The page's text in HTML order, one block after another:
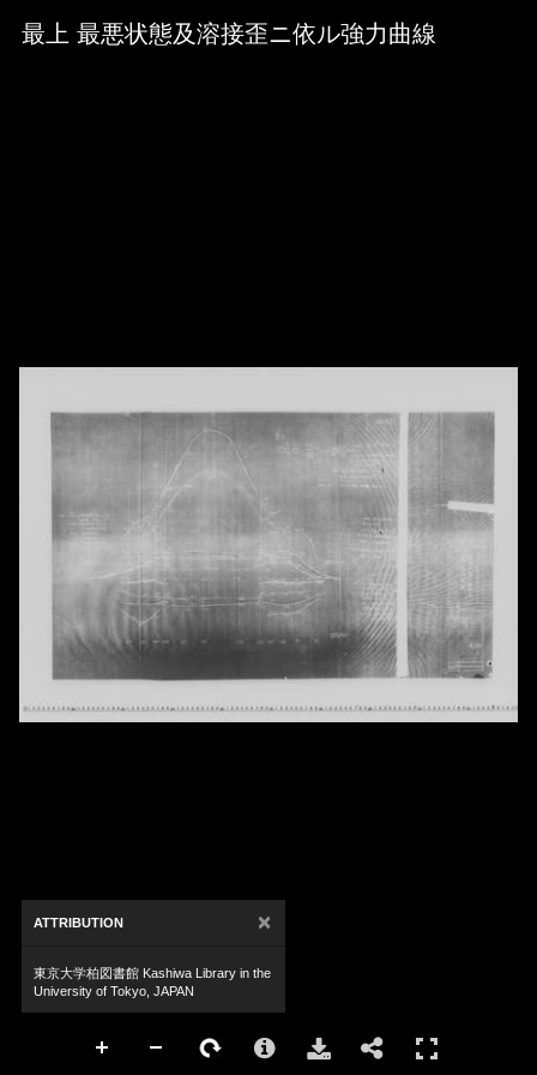
Media Viewer
最上 最悪状態及溶接歪ニ依ル強力曲線
ATTRIBUTION ×
東京大学柏図書館 Kashiwa Library in the
University of Tokyo, JAPAN